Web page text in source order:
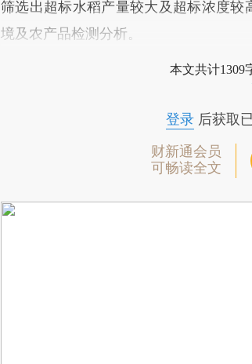
筛选出超标水稻产量较大及超标浓度
境及农产品检测分析。
本文共计1309
登录后获取
财新通会员
可畅读全文